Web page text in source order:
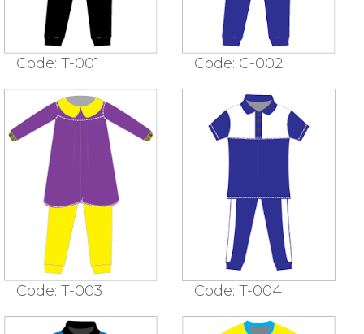
Code: T-001 Code: C-002
Code: T-003 Code: T-004